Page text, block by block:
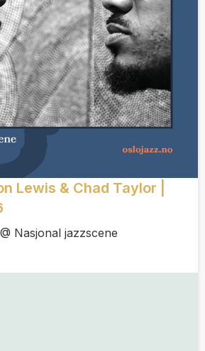
Lewis & Chad Taylor |
Nasjonal jazzscene